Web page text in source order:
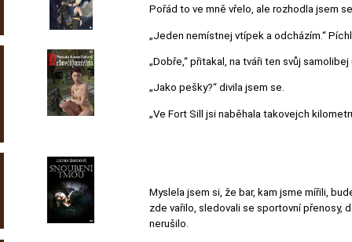
Pořád to ve mně vřelo, ale rozhodla jsem
„Jeden nemístnej vtípek a odcházím.“
„Dobře,“ přitakal, na tváři ten svůj samolibej
„Jako pešky?“ divila jsem se.
„Ve Fort Sill jsi naběhala takovejch
Myslela jsem si, že bar, kam jsme mířili,
zde vařilo, sledovali se sportovní přenosy,
nerušilo.